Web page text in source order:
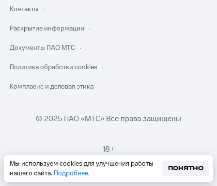
Мы используем cookies для улучшения работы
нашего сайта. Подробнее.
ПОНЯТНО
Контакты
Раскрытие информации
Документы ПАО МТС
Политика обработки cookies
Комплаенс и деловая этика
© 2025 ПАО «МТС» Все права защищены
18+